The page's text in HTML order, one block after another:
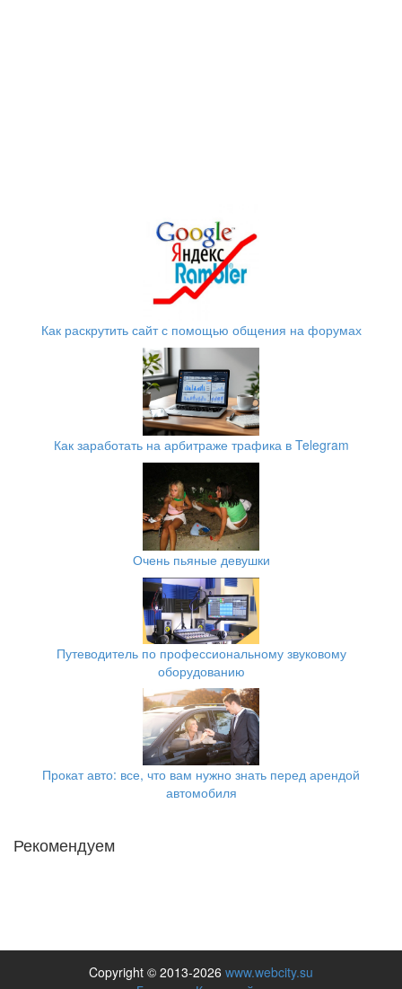
Как раскрутить сайт с помощью общения на форумах
Как заработать на арбитраже трафика в Telegram
Очень пьяные девушки
Путеводитель по профессиональному звуковому
оборудованию
Прокат авто: все, что вам нужно знать перед арендой
автомобиля
Рекомендуем
Copyright © 2013-2026 www.webcity.su